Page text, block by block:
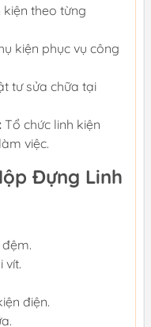
kiện theo từng
kiện phục vụ công
tư sửa chữa tại
Tổ chức linh kiện
việc.
Đựng Linh
vít.
điện.